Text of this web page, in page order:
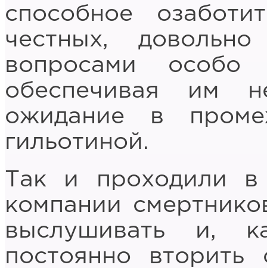
способное
честных,
вопросами особо
обеспечивая им
ожидание в
гильотиной.
Так и проходили
компании
выслушивать и,
постоянно вторить